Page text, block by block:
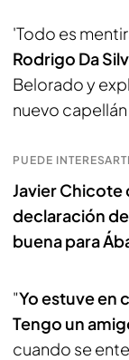
'Todo es
Rodrigo Da
Belorado y
nuevo
PUEDE
Javier Chicote
declaración
buena para
"Yo estuve en
Tengo un
cuando se